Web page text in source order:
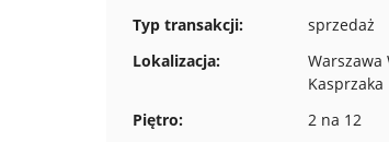
Typ transakcji: sprzedaż
Lokalizacja:
Warszawa
Kasprzaka
Piętro: 2 na 12